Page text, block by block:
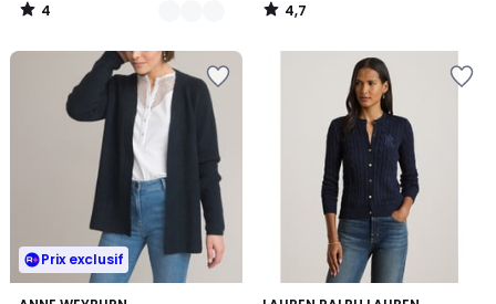
4
/
4,7
/
Prix exclusif